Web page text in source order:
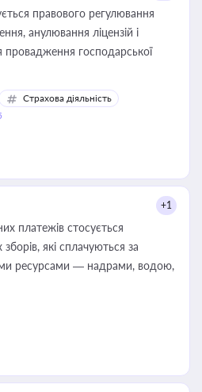
правового регулювання
анулювання ліцензій і
провадження господарської
Страхова діяльність
+1
платежів стосується
які сплачуються за
ресурсами — надрами, водою,